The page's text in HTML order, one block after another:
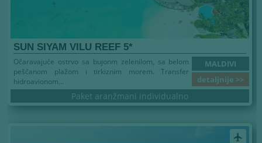
SUN SIYAM VILU REEF 5*
MALDIVI
detaljnije >>
Očaravajuće ostrvo sa bujonm zelenilom, sa belom
peščanom plažom i tirkiznim morem. Transfer
hidroavionom...
Paket aranžmani individualno
airplanemode_active